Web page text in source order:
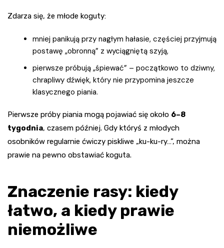
Zdarza się, że młode koguty:
mniej panikują przy nagłym hałasie, częściej przyjmują
postawę „obronną” z wyciągniętą szyją,
pierwsze próbują „śpiewać” – początkowo to dziwny,
chrapliwy dźwięk, który nie przypomina jeszcze
klasycznego piania.
Pierwsze próby piania mogą pojawiać się około 6–8
tygodnia, czasem później. Gdy któryś z młodych
osobników regularnie ćwiczy piskliwe „ku-ku-ry…”, można
prawie na pewno obstawiać koguta.
Znaczenie rasy: kiedy
łatwo, a kiedy prawie
niemożliwe